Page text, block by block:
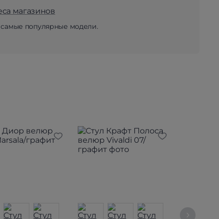
магазинов
популярные модели.